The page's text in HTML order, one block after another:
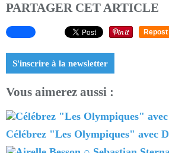
PARTAGER CET ARTICLE
Repost
S'inscrire à la newsletter
Vous aimerez aussi :
Célébrez "Les Olympiques" avec